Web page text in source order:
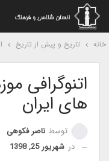
تاریخ و پیش از تاریخ
اتنوگرافی
های ایران
توسطناصر فکوهی
درشهریور 25, 1398